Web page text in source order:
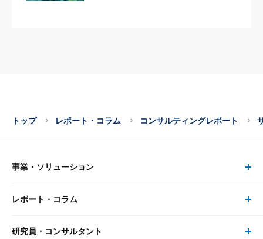
トップ レポート・コラム コンサルティングレポート
事業・ソリューション
事業・ソリューション トップ
レポート・コラム
レポート・コラム トップ
研究員・コンサルタント